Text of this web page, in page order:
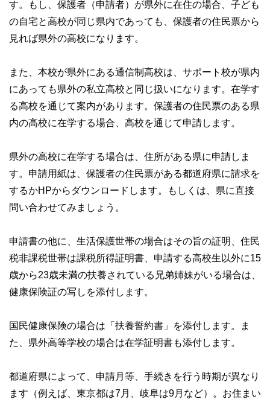
す。もし、保護者（申請者）が県外に在住の場合、子ども
の自宅と高校が同じ県内であっても、保護者の住民票から
見れば県外の高校になります。
また、本校が県外にある通信制高校は、サポート校が県内
にあっても県外の私立高校と同じ扱いになります。在学す
る高校を通じて案内があります。保護者の住民票のある県
内の高校に在学する場合、高校を通じて申請します。
県外の高校に在学する場合は、住所がある県に申請しま
す。申請用紙は、保護者の住民票がある都道府県に請求を
するかHPからダウンロードします。もしくは、県に直接
問い合わせてみましょう。
申請書の他に、生活保護世帯の場合はその旨の証明、住民
税非課税世帯は課税所得証明書、申請する高校生以外に15
歳から23歳未満の扶養されている兄弟姉妹がいる場合は、
健康保険証の写しを添付します。
国民健康保険の場合は「扶養誓約書」を添付します。ま
た、県外高等学校の場合は在学証明書も添付します。
都道府県によって、申請月等、手続きを行う時期が異なり
ます（例えば、東京都は7月、岐阜は9月など）。お住まい